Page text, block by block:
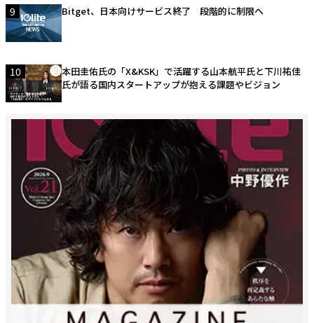
9 Bitget、日本向けサービス終了 段階的に制限へ
10
本田圭佑氏の「X&KSK」で活躍する山本航平氏と下川祐佳
氏が語る国内スタートアップが抱える課題やビジョン